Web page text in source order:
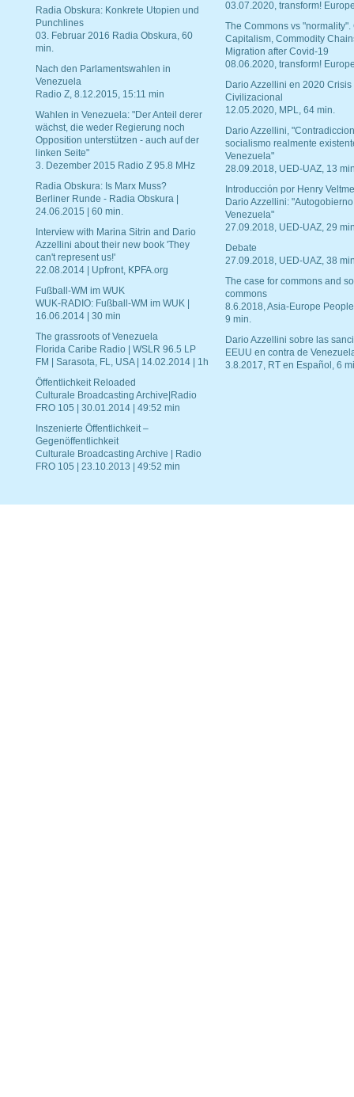
Radia Obskura: Konkrete Utopien und
Punchlines
03. Februar 2016 Radia Obskura, 60
min.
Nach den Parlamentswahlen in
Venezuela
Radio Z, 8.12.2015, 15:11 min
Wahlen in Venezuela: "Der Anteil derer
wächst, die weder Regierung noch
Opposition unterstützen - auch auf der
linken Seite"
3. Dezember 2015 Radio Z 95.8 MHz
Radia Obskura: Is Marx Muss?
Berliner Runde - Radia Obskura |
24.06.2015 | 60 min.
Interview with Marina Sitrin and Dario
Azzellini about their new book 'They
can't represent us!'
22.08.2014 | Upfront, KPFA.org
Fußball-WM im WUK
WUK-RADIO: Fußball-WM im WUK |
16.06.2014 | 30 min
The grassroots of Venezuela
Florida Caribe Radio | WSLR 96.5 LP
FM | Sarasota, FL, USA | 14.02.2014 | 1h
Öffentlichkeit Reloaded
Culturale Broadcasting Archive|Radio
FRO 105 | 30.01.2014 | 49:52 min
Inszenierte Öffentlichkeit –
Gegenöffentlichkeit
Culturale Broadcasting Archive | Radio
FRO 105 | 23.10.2013 | 49:52 min
03.07.2020, transform!
The Commons vs "normality".
Capitalism, Commodity
Migration after Covid-19
08.06.2020, transform!
Dario Azzellini en 2020 Crisis
Civilizacional
12.05.2020, MPL, 64 min.
Dario Azzellini,
socialismo realmente
Venezuela"
28.09.2018, UED-UAZ, 13
Introducción por Henry
Dario Azzellini:
Venezuela"
27.09.2018, UED-UAZ, 29
Debate
27.09.2018, UED-UAZ, 38
The case for commons and
commons
8.6.2018, Asia-Europe
9 min.
Dario Azzellini sobre las
EEUU en contra de
3.8.2017, RT en Español, 6